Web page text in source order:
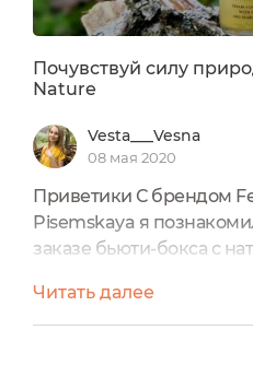
Почувствуй силу
Nature
Vesta___Vesna
08 мая 2020
Приветики С брендом
Pisemskaya я
заказе бьюти-бокса с
марке на портале
ее истории и
Читать далее